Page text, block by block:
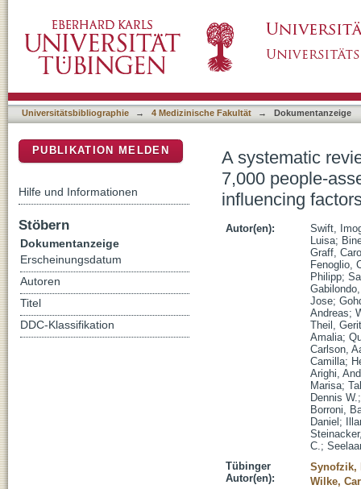
pathogenicity of GRN mutations and other
Universitätsbibliographie → 4 Medizinische Fakultät → Dokumentanzeige
A systematic
7,000 people-
influencing
Autor(en):
Swift,
Luisa;
Graff,
Fenoglio,
Philipp;
Jose;
Andreas;
Theil, Gerit
Amalia;
Carlson,
Camilla;
Arighi,
Marisa;
Dennis W.
Borroni,
Daniel ;
C.;
Tübinger
Autor(en):
Synofzik,
Wilke,
PUBLIKATION MELDEN
Hilfe und Informationen
Stöbern
Dokumentanzeige
Erscheinungsdatum
Autoren
Titel
DDC-Klassifikation